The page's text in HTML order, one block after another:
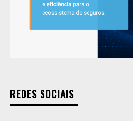
REDES SOCIAIS